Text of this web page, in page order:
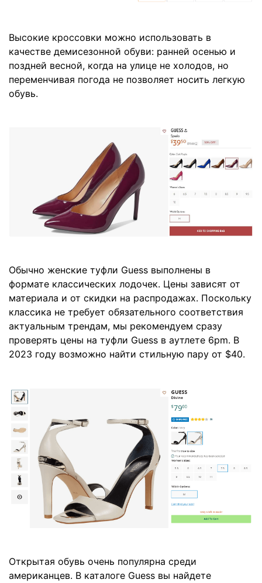
Высокие кроссовки можно использовать в
качестве демисезонной обуви: ранней осенью и
поздней весной, когда на улице не холодов, но
переменчивая погода не позволяет носить легкую
обувь.
Обычно женские туфли Guess выполнены в
формате классических лодочек. Цены зависят от
материала и от скидки на распродажах. Поскольку
классика не требует обязательного соответствия
актуальным трендам, мы рекомендуем сразу
проверять цены на туфли Guess в аутлете 6pm. В
2023 году возможно найти стильную пару от $40.
Открытая обувь очень популярна среди
американцев. В каталоге Guess вы найдете